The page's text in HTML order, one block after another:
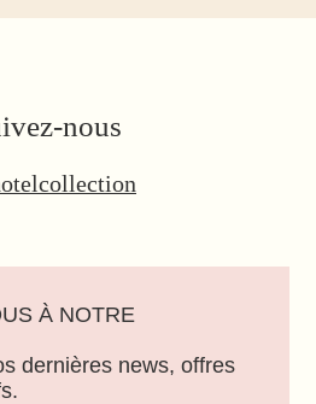
nous
otelcollection
À NOTRE
dernières news, offres